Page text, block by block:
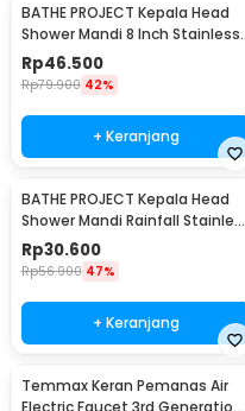
BATHE PROJECT Kepala Head
Shower Mandi 8 Inch Stainless
Steel Kotak - ADQ0098
Rp46.500
Rp79.900 42%
+ Keranjang
BATHE PROJECT Kepala Head
Shower Mandi Rainfall Stainless
Steel Round 8 Inch - Cosmo
200
Rp30.600
Rp56.900 47%
+ Keranjang
Temmax Keran Pemanas Air
Electric Faucet 3rd Generation